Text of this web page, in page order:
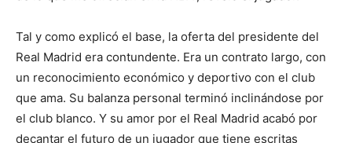
Tal y como explicó el base, la oferta del presidente del
Real Madrid era contundente. Era un contrato largo, con
un reconocimiento económico y deportivo con el club
que ama. Su balanza personal terminó inclinándose por
el club blanco. Y su amor por el Real Madrid acabó por
decantar el futuro de un jugador que tiene escritas